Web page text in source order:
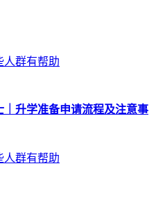
升学准备申请流程及注意事